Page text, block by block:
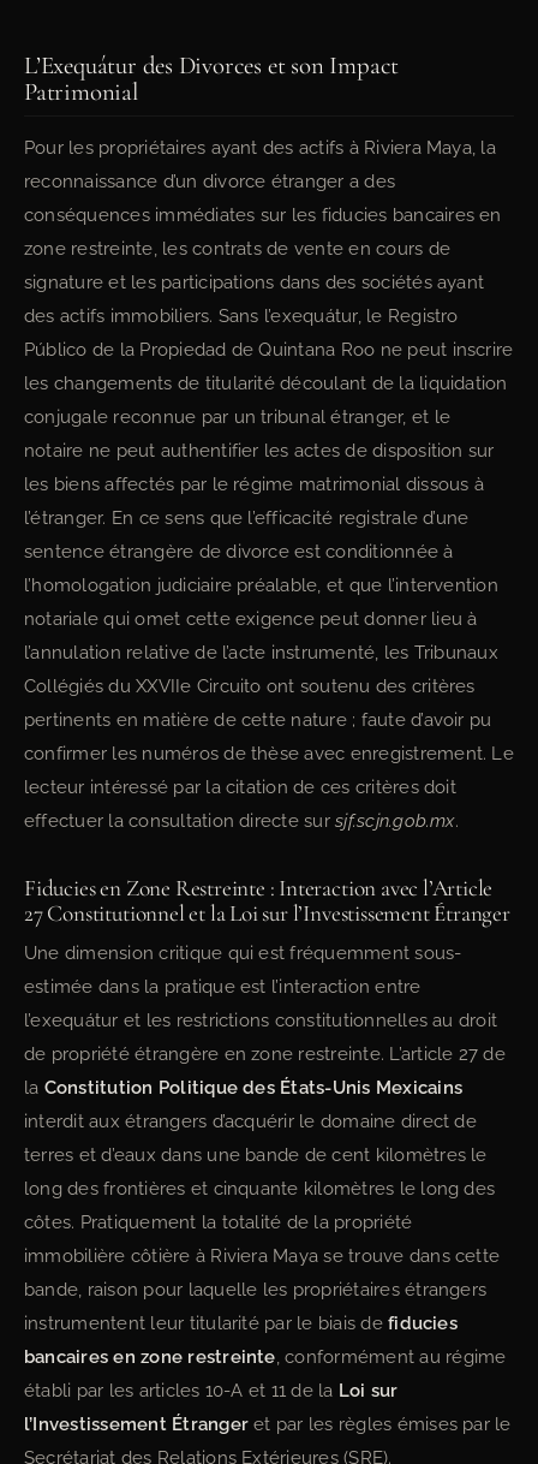
L’Exequátur des Divorces et son Impact
Patrimonial
Pour les propriétaires ayant des actifs à Riviera Maya, la
reconnaissance d’un divorce étranger a des
conséquences immédiates sur les fiducies bancaires en
zone restreinte, les contrats de vente en cours de
signature et les participations dans des sociétés ayant
des actifs immobiliers. Sans l’exequátur, le Registro
Público de la Propiedad de Quintana Roo ne peut inscrire
les changements de titularité découlant de la liquidation
conjugale reconnue par un tribunal étranger, et le
notaire ne peut authentifier les actes de disposition sur
les biens affectés par le régime matrimonial dissous à
l’étranger. En ce sens que l’efficacité registrale d’une
sentence étrangère de divorce est conditionnée à
l’homologation judiciaire préalable, et que l’intervention
notariale qui omet cette exigence peut donner lieu à
l’annulation relative de l’acte instrumenté, les Tribunaux
Collégiés du XXVIIe Circuito ont soutenu des critères
pertinents en matière de cette nature ; faute d’avoir pu
confirmer les numéros de thèse avec enregistrement. Le
lecteur intéressé par la citation de ces critères doit
effectuer la consultation directe sursjf.scjn.gob.mx.
Fiducies en Zone Restreinte : Interaction avec l’Article
27 Constitutionnel et la Loi sur l’Investissement Étranger
Une dimension critique qui est fréquemment sous-
estimée dans la pratique est l’interaction entre
l’exequátur et les restrictions constitutionnelles au droit
de propriété étrangère en zone restreinte. L’article 27 de
la Constitution Politique des États-Unis Mexicains
interdit aux étrangers d’acquérir le domaine direct de
terres et d’eaux dans une bande de cent kilomètres le
long des frontières et cinquante kilomètres le long des
côtes. Pratiquement la totalité de la propriété
immobilière côtière à Riviera Maya se trouve dans cette
bande, raison pour laquelle les propriétaires étrangers
instrumentent leur titularité par le biais defiducies
bancaires en zone restreinte, conformément au régime
établi par les articles 10-A et 11 de la Loi sur
l’Investissement Étranger et par les règles émises par le
Secrétariat des Relations Extérieures (SRE).